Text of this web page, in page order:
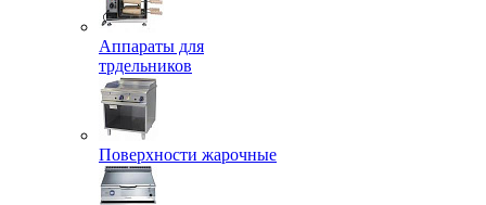
Аппараты для
трдельников
Поверхности жарочные